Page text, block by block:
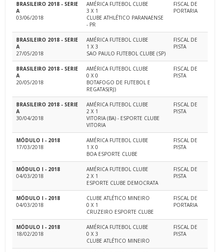
BRASILEIRO 2018 - SERIE
A
03/06/2018
AMÉRICA FUTEBOL CLUBE
3 X 1
CLUBE ATHLÉTICO PARANAENSE
- PR
FISCAL DE
PORTARIA
BRASILEIRO 2018 - SERIE
A
27/05/2018
AMÉRICA FUTEBOL CLUBE
1 X 3
SAO PAULO FUTEBOL CLUBE (SP)
FISCAL DE
PISTA
BRASILEIRO 2018 - SERIE
A
20/05/2018
AMÉRICA FUTEBOL CLUBE
0 X 0
BOTAFOGO DE FUTEBOL E
REGATAS(RJ)
FISCAL DE
PISTA
BRASILEIRO 2018 - SERIE
A
30/04/2018
AMÉRICA FUTEBOL CLUBE
2 X 1
VITORIA (BA) - ESPORTE CLUBE
VITORIA
FISCAL DE
PISTA
MÓDULO I - 2018
17/03/2018
AMÉRICA FUTEBOL CLUBE
1 X 0
BOA ESPORTE CLUBE
FISCAL DE
PISTA
MÓDULO I - 2018
04/03/2018
AMÉRICA FUTEBOL CLUBE
2 X 1
ESPORTE CLUBE DEMOCRATA
FISCAL DE
PISTA
MÓDULO I - 2018
04/03/2018
CLUBE ATLÉTICO MINEIRO
0 X 1
CRUZEIRO ESPORTE CLUBE
FISCAL DE
PORTARIA
MÓDULO I - 2018
18/02/2018
AMÉRICA FUTEBOL CLUBE
0 X 3
CLUBE ATLÉTICO MINEIRO
FISCAL DE
PISTA